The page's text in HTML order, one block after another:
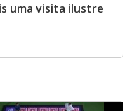
uma visita ilustre